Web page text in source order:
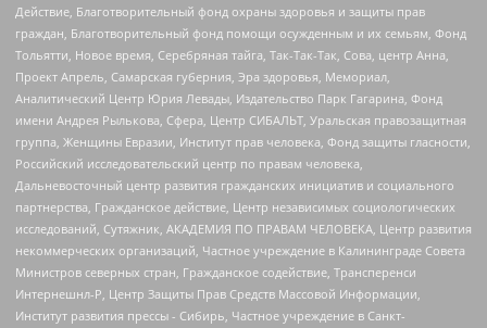
Действие, Благотворительный фонд охраны здоровья и защиты прав
граждан, Благотворительный фонд помощи осужденным и их семьям, Фонд
Тольятти, Новое время, Серебряная тайга, Так-Так-Так, Сова, центр Анна,
Проект Апрель, Самарская губерния, Эра здоровья, Мемориал,
Аналитический Центр Юрия Левады, Издательство Парк Гагарина, Фонд
имени Андрея Рылькова, Сфера, Центр СИБАЛЬТ, Уральская правозащитная
группа, Женщины Евразии, Институт прав человека, Фонд защиты гласности,
Российский исследовательский центр по правам человека,
Дальневосточный центр развития гражданских инициатив и социального
партнерства, Гражданское действие, Центр независимых социологических
исследований, Сутяжник, АКАДЕМИЯ ПО ПРАВАМ ЧЕЛОВЕКА, Центр развития
некоммерческих организаций, Частное учреждение в Калининграде Совета
Министров северных стран, Гражданское содействие, Трансперенси
Интернешнл-Р, Центр Защиты Прав Средств Массовой Информации,
Институт развития прессы - Сибирь, Частное учреждение в Санкт-